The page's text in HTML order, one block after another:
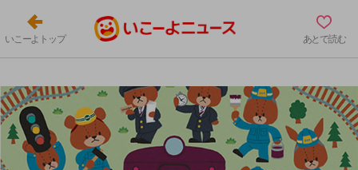
いこーよトップ あとで読む